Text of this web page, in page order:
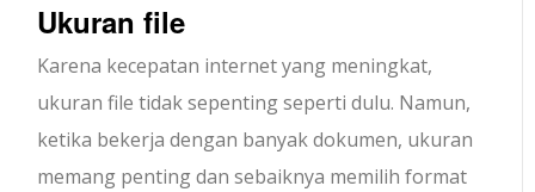
Ukuran file
Karena kecepatan internet yang meningkat,
ukuran file tidak sepenting seperti dulu. Namun,
ketika bekerja dengan banyak dokumen, ukuran
memang penting dan sebaiknya memilih format